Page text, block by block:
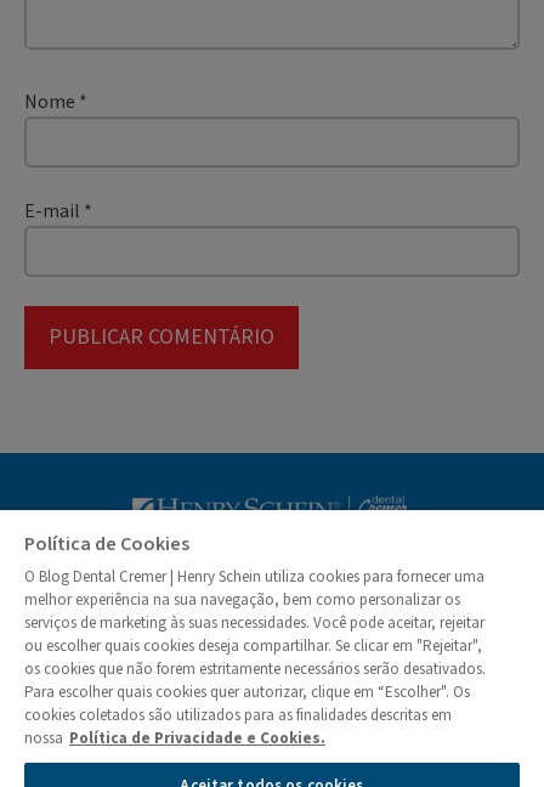
Nome *
E-mail *
Blog Dental
© Dental Cremer | Henry Schein 2026
Institucional
Quem Somos
Colunistas
Privacidade e Segurança de Informações
Política de Cookies
O Blog Dental Cremer | Henry Schein utiliza cookies para fornecer uma
melhor experiência na sua navegação, bem como personalizar os
serviços de marketing às suas necessidades. Você pode aceitar, rejeitar
ou escolher quais cookies deseja compartilhar. Se clicar em "Rejeitar",
os cookies que não forem estritamente necessários serão desativados.
Para escolher quais cookies quer autorizar, clique em “Escolher". Os
cookies coletados são utilizados para as finalidades descritas em
nossa Política de Privacidade e Cookies.